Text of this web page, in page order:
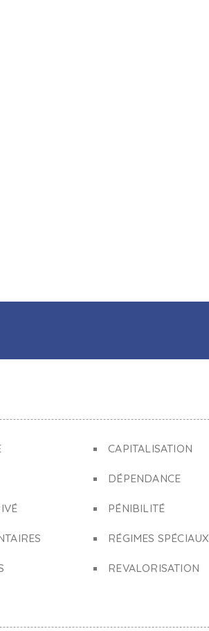
CAPITALISATION
DÉPENDANCE
PÉNIBILITÉ
RÉGIMES SPÉCIAUX
REVALORISATION